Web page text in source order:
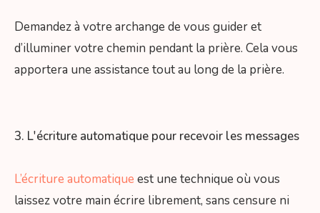
Demandez à votre archange de vous guider et
d’illuminer votre chemin pendant la prière. Cela vous
apportera une assistance tout au long de la prière.
3. L'écriture automatique pour recevoir les messages
L’écriture automatique est une technique où vous
laissez votre main écrire librement, sans censure ni